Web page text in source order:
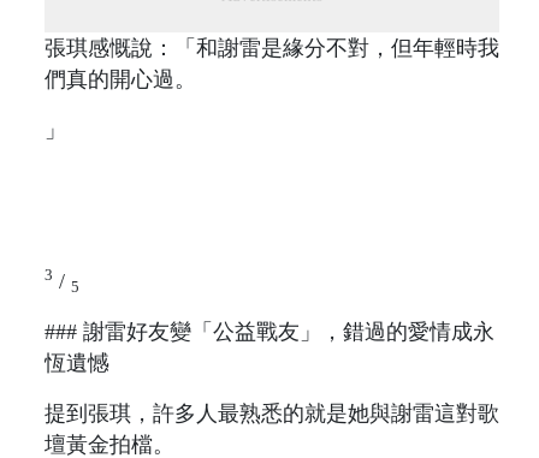
張琪感慨說：「和謝雷是緣分不對，但年輕時我
們真的開心過。
」
3 / 5
### 謝雷好友變「公益戰友」，錯過的愛情成永
恆遺憾
提到張琪，許多人最熟悉的就是她與謝雷這對歌
壇黃金拍檔。